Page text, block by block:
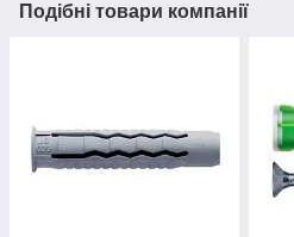
Подібні товари компанії